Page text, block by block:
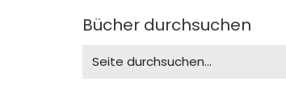
Bücher durchsuchen
for: